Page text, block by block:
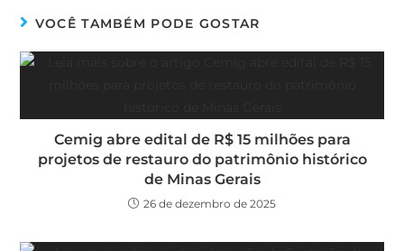
VOCÊ TAMBÉM PODE GOSTAR
Cemig abre edital de R$ 15 milhões para
projetos de restauro do patrimônio histórico
de Minas Gerais
26 de dezembro de 2025